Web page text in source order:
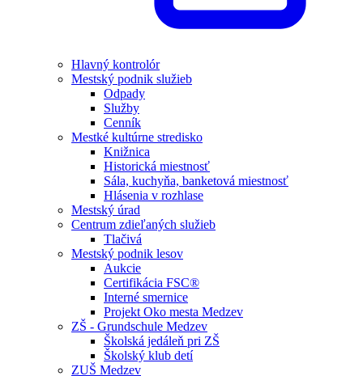
Hlavný kontrolór
Mestský podnik služieb
Odpady
Služby
Cenník
Mestké kultúrne stredisko
Knižnica
Historická miestnosť
Sála, kuchyňa, banketová miestnosť
Hlásenia v rozhlase
Mestský úrad
Centrum zdieľaných služieb
Tlačivá
Mestský podnik lesov
Aukcie
Certifikácia FSC®
Interné smernice
Projekt Oko mesta Medzev
ZŠ - Grundschule Medzev
Školská jedáleň pri ZŠ
Školský klub detí
ZUŠ Medzev